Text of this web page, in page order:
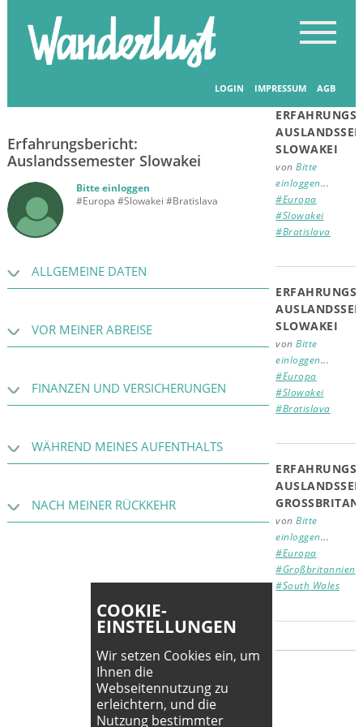
LOGIN IMPRESSUM AGB
Startseite - Erfahrungsberichte Erfahrungsberichte
Erfahrungsbericht:
Auslandssemester Slowakei
Bitte einloggen
#Europa #Slowakei #Bratislava
ALLGEMEINE DATEN
VOR MEINER ABREISE
FINANZEN UND VERSICHERUNGEN
WÄHREND MEINES AUFENTHALTS
NACH MEINER RÜCKKEHR
Beiträge
SLOWAKEI
vonBitte
einloggen...
#Europa
#Slowakei
#Bratislava
SLOWAKEI
vonBitte
einloggen...
#Europa
#Slowakei
#Bratislava
vonBitte
einloggen...
#Europa
#Großbritannien
#South Wales
COOKIE-
EINSTELLUNGEN
Wir setzen Cookies ein, um
Ihnen die
Webseitennutzung zu
erleichtern, und die
Nutzung bestimmter